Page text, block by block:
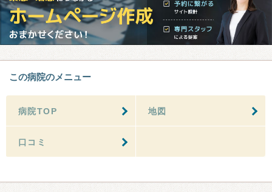
この病院のメニュー
病院TOP 地図
口コミ